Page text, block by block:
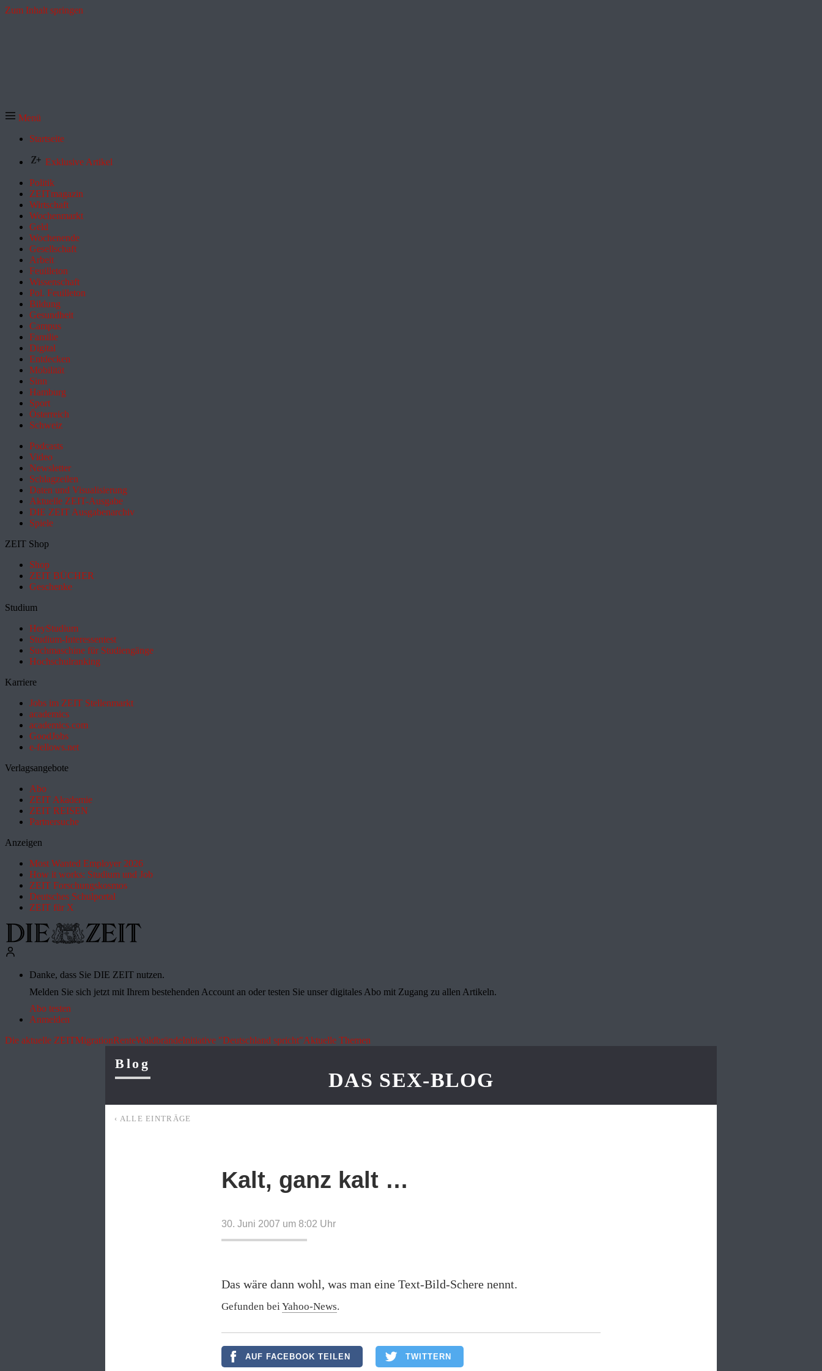
Zum Inhalt springen
Menü
Startseite
Exklusive Artikel
Politik
ZEITmagazin
Wirtschaft
Wochenmarkt
Geld
Wochenende
Gesellschaft
Arbeit
Feuilleton
Wissenschaft
Pol. Feuilleton
Bildung
Gesundheit
Campus
Familie
Digital
Entdecken
Mobilität
Sinn
Hamburg
Sport
Österreich
Schweiz
Podcasts
Video
Newsletter
Schlagzeilen
Daten und Visualisierung
Aktuelle ZEIT-Ausgabe
DIE ZEIT Ausgabenarchiv
Spiele
ZEIT Shop
Shop
ZEIT BÜCHER
Geschenke
Studium
HeyStudium
Studium-Interessentest
Suchmaschine für Studiengänge
Hochschulranking
Karriere
Jobs im ZEIT Stellenmarkt
academics
academics.com
GoodJobs
e-fellows.net
Verlagsangebote
Abo
ZEIT Akademie
ZEIT REISEN
Partnersuche
Anzeigen
Most Wanted Employer 2026
How it works: Studium und Job
ZEIT Forschungskosmos
Deutsches Schulportal
ZEIT für X
Danke, dass Sie DIE ZEIT nutzen.
Melden Sie sich jetzt mit Ihrem bestehenden Account an oder testen Sie unser digitales Abo mit Zugang zu allen Artikeln.
Abo testen
Anmelden
Die aktuelle ZEITMigrationRenteWaldbrändeInitiative "Deutschland spricht"Aktuelle Themen
Blog
DAS SEX-BLOG
‹ ALLE EINTRÄGE
Kalt, ganz kalt …
30. Juni 2007 um 8:02 Uhr
Das wäre dann wohl, was man eine Text-Bild-Schere nennt.
Gefunden beiYahoo-News.
AUF FACEBOOK TEILEN TWITTERN